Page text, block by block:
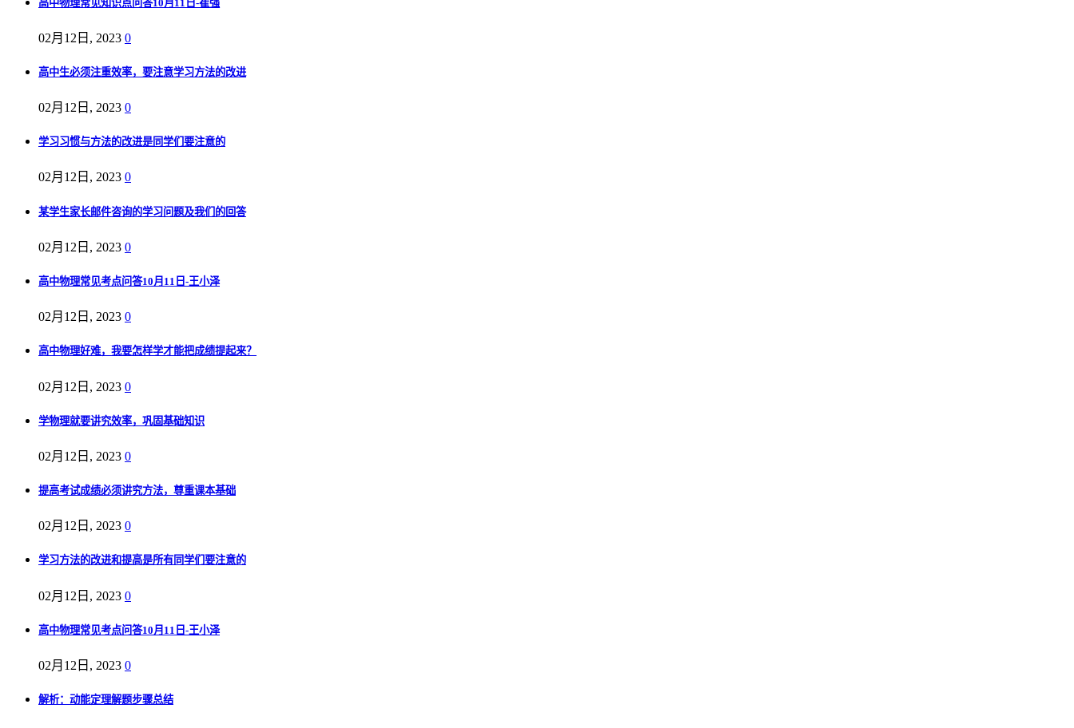
高中物理常见知识点问答10月11日-崔强
02月12日, 2023 0
高中生必须注重效率，要注意学习方法的改进
02月12日, 2023 0
学习习惯与方法的改进是同学们要注意的
02月12日, 2023 0
某学生家长邮件咨询的学习问题及我们的回答
02月12日, 2023 0
高中物理常见考点问答10月11日-王小泽
02月12日, 2023 0
高中物理好难，我要怎样学才能把成绩提起来？
02月12日, 2023 0
学物理就要讲究效率，巩固基础知识
02月12日, 2023 0
提高考试成绩必须讲究方法，尊重课本基础
02月12日, 2023 0
学习方法的改进和提高是所有同学们要注意的
02月12日, 2023 0
高中物理常见考点问答10月11日-王小泽
02月12日, 2023 0
解析：动能定理解题步骤总结